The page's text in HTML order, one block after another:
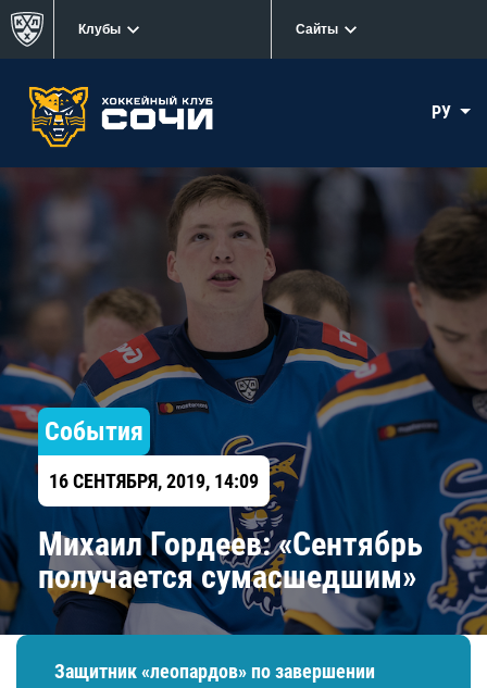
Клубы Сайты
РУ
События
16 СЕНТЯБРЯ, 2019, 14:09
Михаил Гордеев: «Сентябрь
получается сумасшедшим»
Защитник «леопардов» по завершении